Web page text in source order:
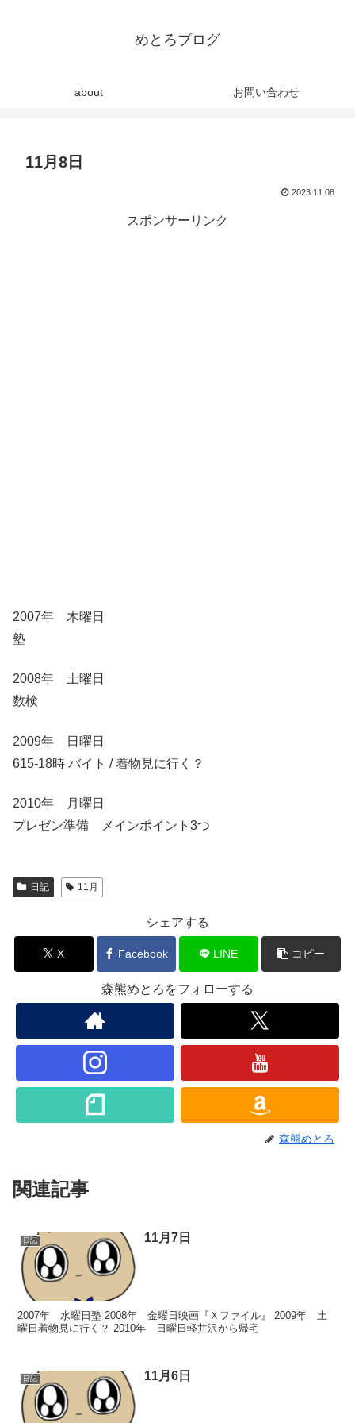
めとろブログ
about お問い合わせ
11月8日
2023.11.08
スポンサーリンク
2007年 木曜日
塾
2008年 土曜日
数検
2009年 日曜日
615-18時 バイト / 着物見に行く？
2010年 月曜日
プレゼン準備 メインポイント3つ
日記 11月
シェアする
X Facebook LINE コピー
森熊めとろをフォローする
森熊めとろ
関連記事
日記 11月7日
2007年 水曜日塾 2008年 金曜日映画『Ｘファイル』 2009年 土
曜日着物見に行く？ 2010年 日曜日軽井沢から帰宅
日記 11月6日